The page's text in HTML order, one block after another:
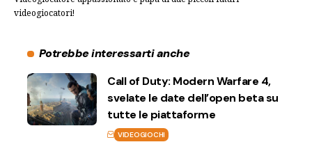
videogiocatori!
Potrebbe interessarti anche
Call of Duty: Modern Warfare 4,
svelate le date dell’open beta su
tutte le piattaforme
VIDEOGIOCHI